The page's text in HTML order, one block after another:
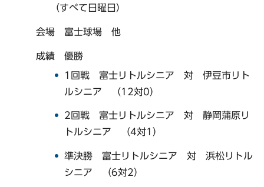
（すべて日曜日）
会場 富士球場 他
成績 優勝
1回戦 富士リトルシニア 対 伊豆市リト
ルシニア （12対0）
2回戦 富士リトルシニア 対 静岡蒲原リ
トルシニア （4対1）
準決勝 富士リトルシニア 対 浜松リトル
シニア （6対2）